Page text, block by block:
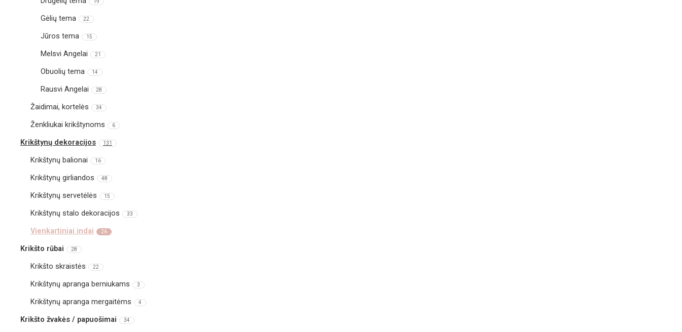
19
Gėlių tema 22
Jūros tema 15
Melsvi Angelai 21
Obuolių tema 14
Rausvi Angelai 28
Žaidimai, kortelės 34
Ženkliukai krikštynoms 6
Krikštynų dekoracijos 131
Krikštynų balionai 16
Krikštynų girliandos 48
Krikštynų servetėlės 15
Krikštynų stalo dekoracijos 33
Vienkartiniai indai 26
Krikšto rūbai 28
Krikšto skraistės 22
Krikštynų apranga berniukams 3
Krikštynų apranga mergaitėms 4
Krikšto žvakės / papuošimai 34